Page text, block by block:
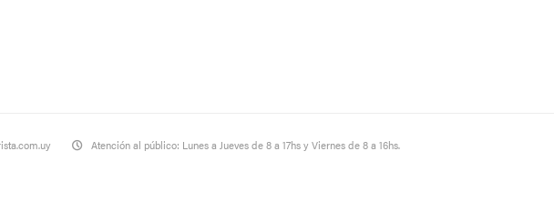
Atención al público: Lunes a Jueves de 8 a 17hs y Viernes de 8 a 16hs.